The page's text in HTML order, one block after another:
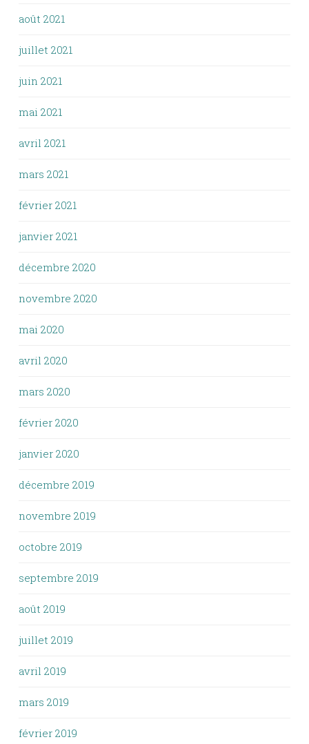
août 2021
juillet 2021
juin 2021
mai 2021
avril 2021
mars 2021
février 2021
janvier 2021
décembre 2020
novembre 2020
mai 2020
avril 2020
mars 2020
février 2020
janvier 2020
décembre 2019
novembre 2019
octobre 2019
septembre 2019
août 2019
juillet 2019
avril 2019
mars 2019
février 2019